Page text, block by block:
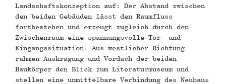
Landschaftskonzeption auf: Der Abstand zwischen
den beiden Gebäuden lässt den Raumfluss
fortbestehen und erzeugt zugleich durch den
Zwischenraum eine spannungsvolle Tor- und
Eingangssituation. Aus westlicher Richtung
rahmen Auskragung und Vordach der beiden
Baukörper den Blick zum Literaturmuseum und
stellen eine unmittelbare Verbindung des Neubaus